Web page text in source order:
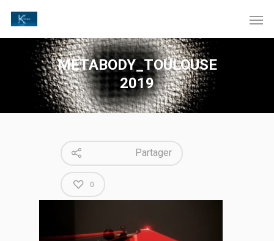
METABODY_TOULOUSE
2019
Partager
0